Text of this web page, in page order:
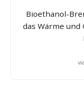
Bioethanol-
das Wärme